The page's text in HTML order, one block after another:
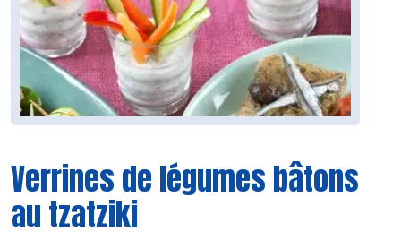
Verrines de légumes bâtons
au tzatziki